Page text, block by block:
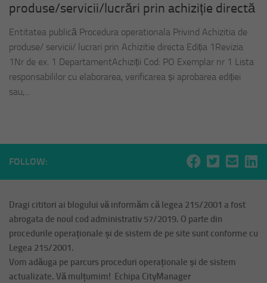
produse/servicii/lucrări prin achiziție directă
Entitatea publică Procedura operationala Privind Achizitia de
produse/ servicii/ lucrari prin Achizitie directa Ediția 1Revizia
1Nr de ex. 1 DepartamentAchiziții Cod: PO Exemplar nr 1 Lista
responsabililor cu elaborarea, verificarea și aprobarea ediției
sau,...
FOLLOW:
Dragi cititori ai blogului vă informăm că legea 215/2001 a fost
abrogata de noul cod administrativ 57/2019. O parte din
procedurile operaționale și de sistem de pe site sunt conforme cu
Legea 215/2001.
Vom adăuga pe parcurs proceduri operaționale și de sistem
actualizate. Vă mulțumim! Echipa CityManager